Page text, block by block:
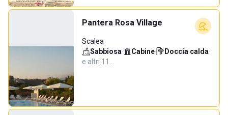
Pantera Rosa Village
Scalea
Sabbiosa· Cabine· Doccia calda·
e altri 11…